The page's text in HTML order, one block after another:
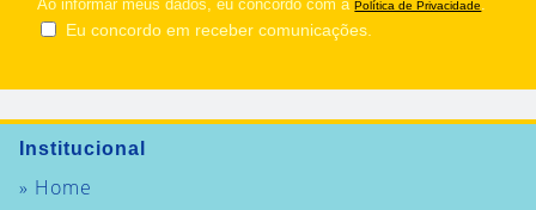
Ao informar meus dados, eu concordo com aPolítica de Privacidade.
Eu concordo em receber comunicações.
Institucional
» Home